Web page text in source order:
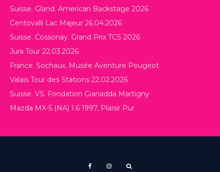
Suisse. Gland. American Backstage 2026
Centovalli Lac Majeur 26.04.2026
Suisse. Cossonay. Grand Prix TCS 2026
Jura Tour 22.03.2026
France. Sochaux. Musée Aventure Peugeot
Valais Tour des Stations 22.02.2026
Suisse. VS. Fondation Gianadda Martigny
Mazda MX-5 (NA) 1.6 1997, Plaisir Pur